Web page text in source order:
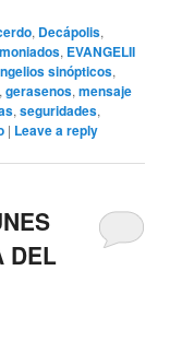
, Decápolis,
, EVANGELII
sinópticos,
,gerasenos,mensaje
,seguridades,
| Leave a reply
DEL